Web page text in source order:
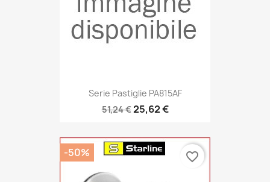
Serie Pastiglie PA815AF
51,24 €25,62 €
-50% favorite_border